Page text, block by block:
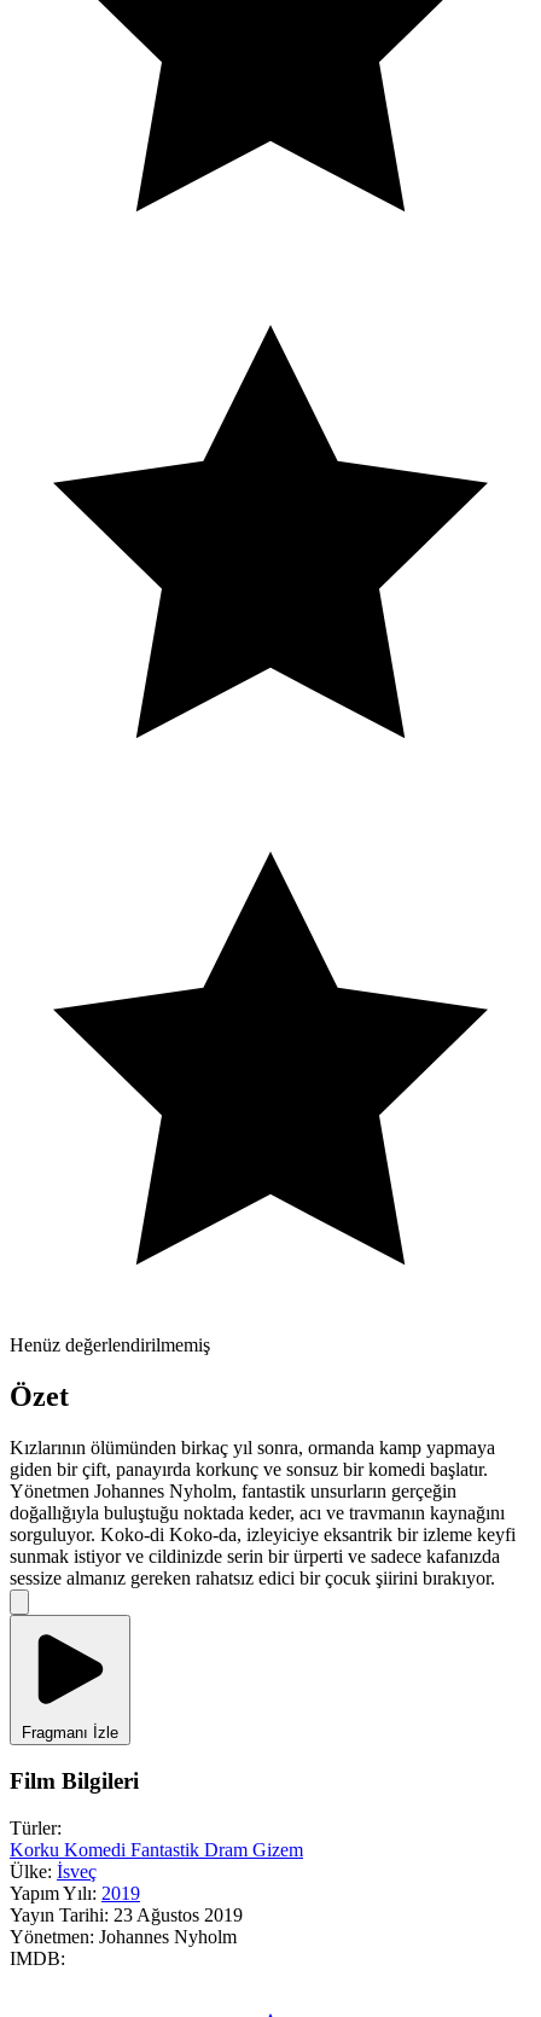
Henüz değerlendirilmemiş
Özet
Kızlarının ölümünden birkaç yıl sonra, ormanda kamp yapmaya
giden bir çift, panayırda korkunç ve sonsuz bir komedi başlatır.
Yönetmen Johannes Nyholm, fantastik unsurların gerçeğin
doğallığıyla buluştuğu noktada keder, acı ve travmanın kaynağını
sorguluyor. Koko-di Koko-da, izleyiciye eksantrik bir izleme keyfi
sunmak istiyor ve cildinizde serin bir ürperti ve sadece kafanızda
sessize almanız gereken rahatsız edici bir çocuk şiirini bırakıyor.
Fragmanı İzle
Film Bilgileri
Türler:
Korku Komedi Fantastik Dram Gizem
Ülke: İsveç
Yapım Yılı: 2019
Yayın Tarihi: 23 Ağustos 2019
Yönetmen: Johannes Nyholm
IMDB: